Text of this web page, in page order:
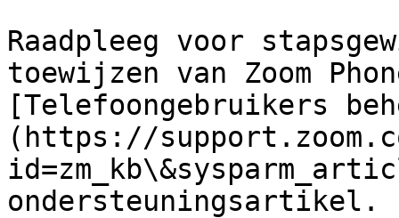
Raadpleeg voor
toewijzen van Zoom
[Telefoongebruikers
(https://
ondersteuningsartikel.